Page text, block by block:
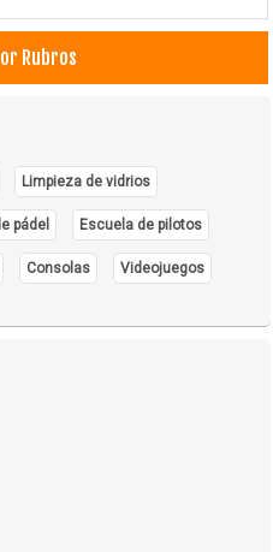
Rubros
Limpieza de vidrios
pádel Escuela de pilotos
Consolas Videojuegos